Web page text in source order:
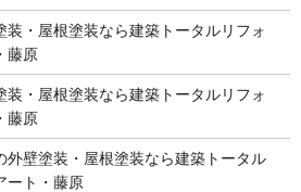
装・屋根塗装なら建築トータルリフォ
藤原
装・屋根塗装なら建築トータルリフォ
藤原
外壁塗装・屋根塗装なら建築トータル
ート・藤原